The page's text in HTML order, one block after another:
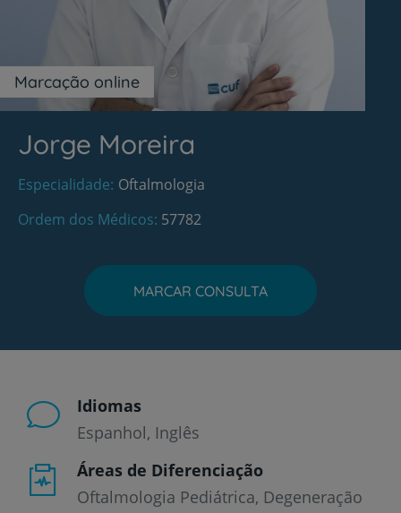
Marcação online
Jorge Moreira
Especialidade Oftalmologia
Ordem dos Médicos 57782
MARCAR CONSULTA
Idiomas
Espanhol Inglês
Áreas de Diferenciação
Oftalmologia Pediátrica, Degeneração